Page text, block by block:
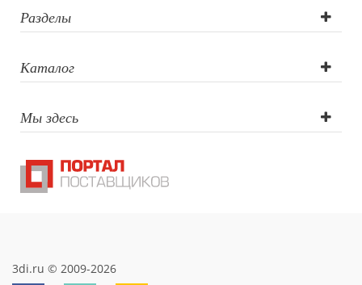
Трафаретная
печать круговая,
Гравировка
(CO2 лазер)
Разделы
Каталог
Мы здесь
3di.ru © 2009-2026